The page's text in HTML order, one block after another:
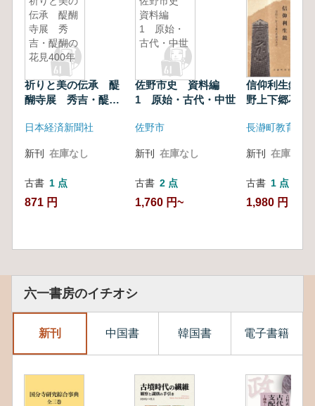
伝承 醍醐
寺展 秀
吉・醍醐の
花見400年
祈りと美の伝承 醍
醐寺展 秀吉・醍醐
日本経済新聞社
新刊 在庫なし
古書 1 点
871 円
資料編
1 原始・
古代・中世
佐野市史 資料編
1 原始・古代・中世
佐野市
新刊 在庫なし
古書 2 点
1,760 円~
信仰利生鏡
野上下郷石塔
新刊 在庫なし
古書 1 点
1,980 円
六一書房のイチオシ
新刊 中国書 韓国書 電子書籍